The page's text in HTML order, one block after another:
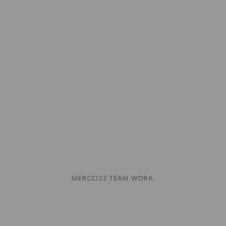
MERCCI22 TEAM WORK.